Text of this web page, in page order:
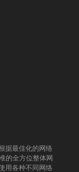
据最佳化的网络
的全方位整体网
用各种不同网络